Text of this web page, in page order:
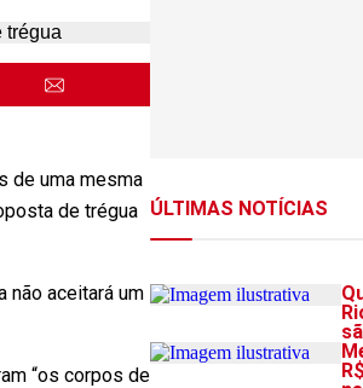
de uma mesma
de trégua
não aceitará um
“os corpos de